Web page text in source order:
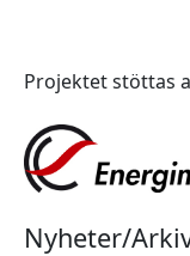
Projektet stöttas
Nyheter/